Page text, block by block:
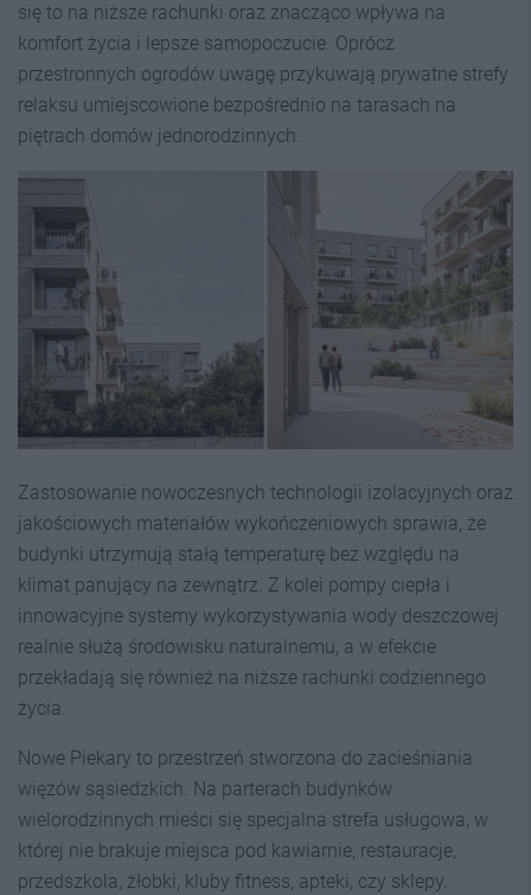
się to na niższe rachunki oraz znacząco wpływa na
komfort życia i lepsze samopoczucie. Oprócz
przestronnych ogrodów uwagę przykuwają prywatne strefy
relaksu umiejscowione bezpośrednio na tarasach na
piętrach domów jednorodzinnych.
Zastosowanie nowoczesnych technologii izolacyjnych oraz
jakościowych materiałów wykończeniowych sprawia, że
budynki utrzymują stałą temperaturę bez względu na
klimat panujący na zewnątrz. Z kolei pompy ciepła i
innowacyjne systemy wykorzystywania wody deszczowej
realnie służą środowisku naturalnemu, a w efekcie
przekładają się również na niższe rachunki codziennego
życia.
Nowe Piekary to przestrzeń stworzona do zacieśniania
więzów sąsiedzkich. Na parterach budynków
wielorodzinnych mieści się specjalna strefa usługowa, w
której nie brakuje miejsca pod kawiarnie, restauracje,
przedszkola, żłobki, kluby fitness, apteki, czy sklepy.